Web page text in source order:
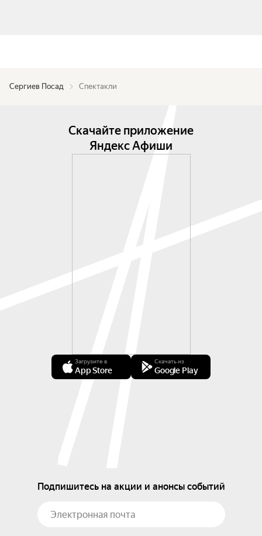
Сергиев Посад Спектакли
Скачайте приложение
Яндекс Афиши
Загрузите в
App Store
Скачать из
Google Play
Подпишитесь на акции и анонсы событий